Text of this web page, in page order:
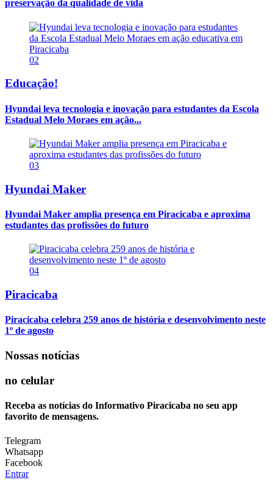
preservação da qualidade de vida
02
Educação!
Hyundai leva tecnologia e inovação para estudantes da Escola
Estadual Melo Moraes em ação...
03
Hyundai Maker
Hyundai Maker amplia presença em Piracicaba e aproxima
estudantes das profissões do futuro
04
Piracicaba
Piracicaba celebra 259 anos de história e desenvolvimento neste
1º de agosto
Nossas notícias
no celular
Receba as notícias do Informativo Piracicaba no seu app
favorito de mensagens.
Telegram
Whatsapp
Facebook
Entrar